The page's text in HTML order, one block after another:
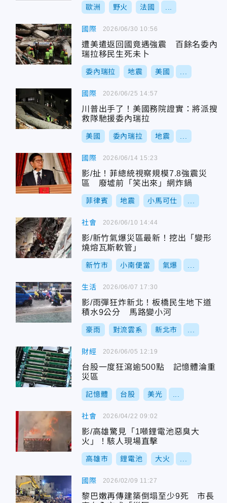
歐洲 野火 法國
國際
遭美遣返回國竟遇強震 百餘名委內
瑞拉移民生死未卜
委內瑞拉 地震 美國
2026/06/30 10:56
國際
川普出手了！美國務院證實：將派搜
救隊馳援委內瑞拉
美國 委內瑞拉 地震
2026/06/25 14:57
國際
影/扯！菲總統視察規模7.8強震災
區 廢墟前「笑出來」網炸鍋
菲律賓 地震 小馬可仕
2026/06/14 15:23
社會
影/新竹氣爆災區最新！挖出「變形
燒熔瓦斯軟管」
新竹市 小南便當 氣爆
2026/06/10 14:44
生活
影/雨彈狂炸新北！板橋民生地下道
積水9公分 馬路變小河
豪雨 對流雲系 新北市
2026/06/07 17:30
財經
台股一度狂瀉逾500點 記憶體淪重
災區
記憶體 台股 美光
2026/06/05 12:19
社會
影/高雄驚見「1噸鋰電池惡臭大
火」！駭人現場直擊
高雄市 鋰電池 大火
2026/04/22 09:02
國際
黎巴嫩再傳建築倒塌至少9死 市長
2026/02/09 11:27